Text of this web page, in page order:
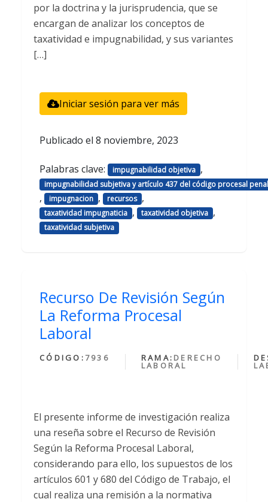
por la doctrina y la jurisprudencia, que se
encargan de analizar los conceptos de
taxatividad e impugnabilidad, y sus variantes
[…]
Iniciar sesión para ver más
Publicado el 8 noviembre, 2023
Palabras clave: impugnabilidad objetiva ,
impugnabilidad subjetiva y artículo 437 del código procesal penal
, impugnacion , recursos ,
taxatividad impugnaticia , taxatividad objetiva ,
taxatividad subjetiva
Recurso De Revisión Según
La Reforma Procesal
Laboral
CÓDIGO: 7936 RAMA: DERECHO
LABORAL
El presente informe de investigación realiza
una reseña sobre el Recurso de Revisión
Según la Reforma Procesal Laboral,
considerando para ello, los supuestos de los
artículos 601 y 680 del Código de Trabajo, el
cual realiza una remisión a la normativa